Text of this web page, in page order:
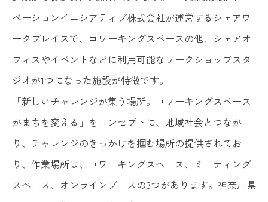
ベーションイニシアティブ株式会社が運営するシェアワ
ークプレイスで、コワーキングスペースの他、シェアオ
フィスやイベントなどに利用可能なワークショップスタ
ジオが1つになった施設が特徴です。
「新しいチャレンジが集う場所。コワーキングスペース
がまちを変える」をコンセプトに、地域社会とつなが
り、チャレンジのきっかけを掴む場所の提供されてお
り、作業場所は、コワーキングスペース、ミーティング
スペース、オンラインブースの3つがあります。神奈川県